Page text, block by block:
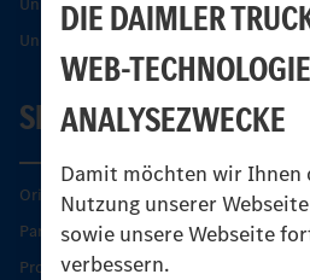
DIE DAIMLER
WEB-
ANALYSEZWECKE
Damit möchten wir Ihnen
Nutzung unserer
sowie unsere Webseite
verbessern.
Unimog Sicherheit
SERVICE
Original-Teile
Partner finden
Produkt-Highlights